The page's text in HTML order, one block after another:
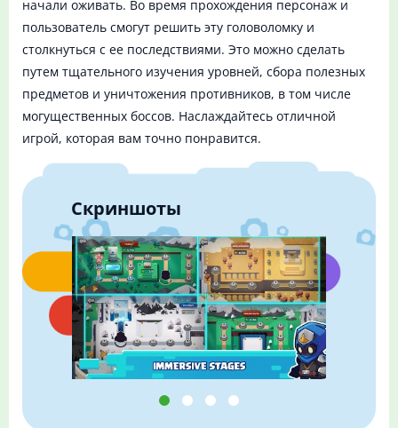
начали оживать. Во время прохождения персонаж и
пользователь смогут решить эту головоломку и
столкнуться с ее последствиями. Это можно сделать
путем тщательного изучения уровней, сбора полезных
предметов и уничтожения противников, в том числе
могущественных боссов. Наслаждайтесь отличной
игрой, которая вам точно понравится.
Скриншоты